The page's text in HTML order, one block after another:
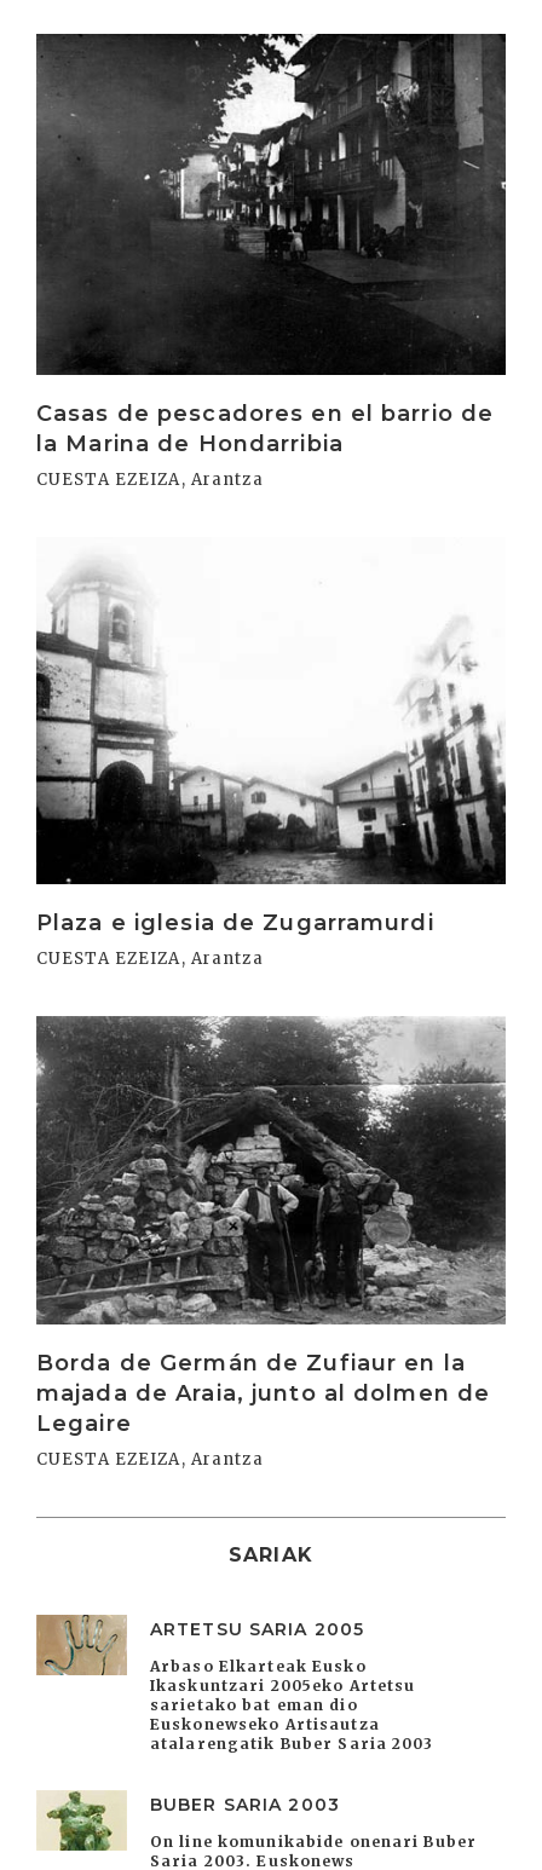
Casas de pescadores en el barrio de
la Marina de Hondarribia
CUESTA EZEIZA, Arantza
Irakurri
Plaza e iglesia de Zugarramurdi
CUESTA EZEIZA, Arantza
Borda de Germán de Zufiaur en la
majada de Araia, junto al dolmen de
Legaire
CUESTA EZEIZA, Arantza
Irakurri
SARIAK
ARTETSU SARIA 2005
Arbaso Elkarteak Eusko
Ikaskuntzari 2005eko Artetsu
sarietako bat eman dio
Euskonewseko Artisautza
atalarengatik Buber Saria 2003
BUBER SARIA 2003
On line komunikabide onenari Buber
Saria 2003. Euskonews